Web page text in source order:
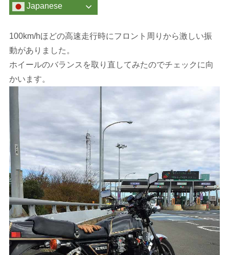
Japanese
100km/hほどの高速走行時にフロント周りから激しい振
動がありました。
ホイールのバランスを取り直してみたのでチェックに向
かいます。